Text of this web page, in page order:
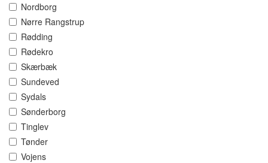
Nordborg
Nørre Rangstrup
Rødding
Rødekro
Skærbæk
Sundeved
Sydals
Sønderborg
Tinglev
Tønder
Vojens